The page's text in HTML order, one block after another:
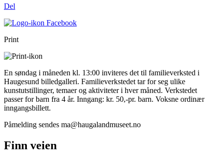
Del
Print
En søndag i måneden kl. 13:00 inviteres det til familieverksted i
Haugesund billedgalleri. Familieverkstedet tar for seg ulike
kunstutstillinger, temaer og aktiviteter i hver måned. Verkstedet
passer for barn fra 4 år. Inngang: kr. 50,-pr. barn. Voksne ordinær
inngangsbillett.
Påmelding sendes ma@haugalandmuseet.no
Finn veien